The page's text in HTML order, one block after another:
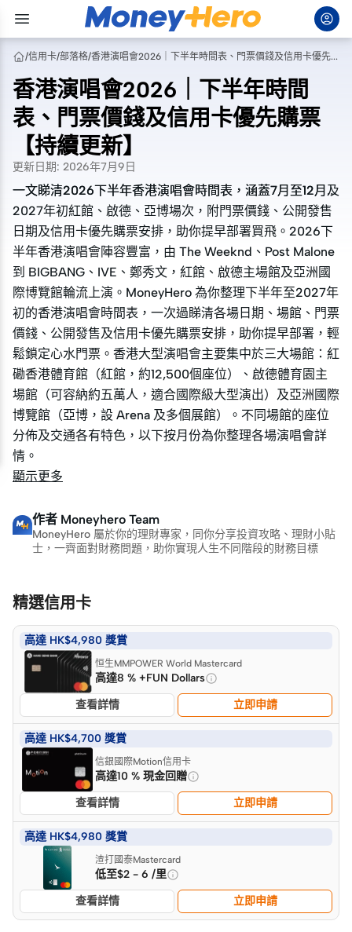
/信用卡/部落格/ 香港演唱會2026｜下半年時間表、門票價錢及信用卡優先購票【持續更新】
香港演唱會2026｜下半年時間
表、門票價錢及信用卡優先購票
【持續更新】
更新日期: 2026年7月9日
一文睇清2026下半年香港演唱會時間表，涵蓋7月至12月及
2027年初紅館、啟德、亞博場次，附門票價錢、公開發售
日期及信用卡優先購票安排，助你提早部署買飛。2026下
半年香港演唱會陣容豐富，由 The Weeknd、Post Malone
到 BIGBANG、IVE、鄭秀文，紅館、啟德主場館及亞洲國
際博覽館輪流上演。MoneyHero 為你整理下半年至2027年
初的香港演唱會時間表，一次過睇清各場日期、場館、門票
價錢、公開發售及信用卡優先購票安排，助你提早部署，輕
鬆鎖定心水門票。香港大型演唱會主要集中於三大場館：紅
磡香港體育館（紅館，約12,500個座位）、啟德體育園主
場館（可容納約五萬人，適合國際級大型演出）及亞洲國際
博覽館（亞博，設 Arena 及多個展館）。不同場館的座位
分佈及交通各有特色，以下按月份為你整理各場演唱會詳
情。
一文睇清2026下半年香港演唱會時間表，涵蓋7月至12月及
2027年初紅館、啟德、亞博場次，附門票價錢、公開發售
日期及信用卡優先購票安排，助你提早部署買飛。2026下
半年香港演唱會陣容豐富，由 The Weeknd、Post Malone
到 BIGBANG、IVE、鄭秀文，紅館、啟德主場館及亞洲國
際博覽館輪流上演。MoneyHero 為你整理下半年至2027年
初的香港演唱會時間表，一次過睇清各場日期、場館、門票
價錢、公開發售及信用卡優先購票安排，助你提早部署，輕
鬆鎖定心水門票。香港大型演唱會主要集中於三大場館：紅
磡香港體育館（紅館，約12,500個座位）、啟德體育園主
場館（可容納約五萬人，適合國際級大型演出）及亞洲國際
博覽館（亞博，設 Arena 及多個展館）。不同場館的座位
分佈及交通各有特色，以下按月份為你整理各場演唱會詳
情。
顯示更多
作者 Moneyhero Team
MoneyHero 屬於你的理財專家，同你分享投資攻略、理財小貼
士，一齊面對財務問題，助你實現人生不同階段的財務目標
精選信用卡
高達 HK$4,980 獎賞
恒生MMPOWER World Mastercard
高達8 % +FUN Dollars
查看詳情
立即申請
高達 HK$4,700 獎賞
信銀國際Motion信用卡
高達10 % 現金回贈
查看詳情
立即申請
高達 HK$4,980 獎賞
渣打國泰Mastercard
低至$2 - 6 /里
查看詳情
立即申請